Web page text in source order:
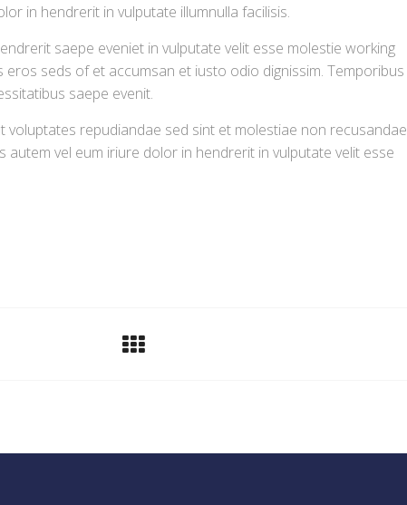
in hendrerit in vulputate illumnulla facilisis.
saepe eveniet in vulputate velit esse molestie working
seds of et accumsan et iusto odio dignissim. Temporibus
saepe evenit.
repudiandae sed sint et molestiae non recusandae
vel eum iriure dolor in hendrerit in vulputate velit esse